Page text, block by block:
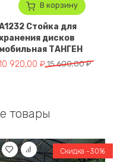
4 800,00 ₽.
В корзину
Стойка для
дисков
мобильная ТАНГЕН
15 600,00₽
цена
920,00 ₽
цена: 10 920,00 ₽.
товары
Скидка -30%